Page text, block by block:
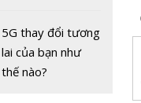
sót qua mùa hè
nóng nực
5G thay đổi tương
lai của bạn như
thế nào?